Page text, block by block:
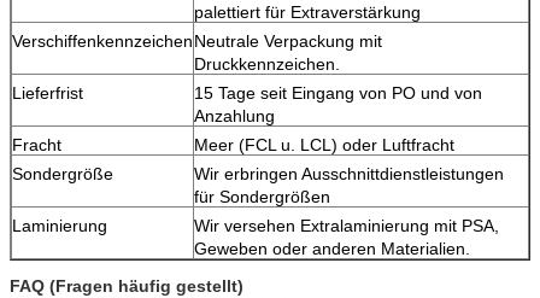
palettiert für Extraverstärkung
VerschiffenkennzeichenNeutrale Verpackung mit
Druckkennzeichen.
Lieferfrist
15 Tage seit Eingang von PO und von
Anzahlung
Fracht
Meer (FCL u. LCL) oder Luftfracht
Sondergröße
Wir erbringen Ausschnittdienstleistungen
für Sondergrößen
Laminierung
Wir versehen Extralaminierung mit PSA,
Geweben oder anderen Materialien.
FAQ (Fragen häufig gestellt)